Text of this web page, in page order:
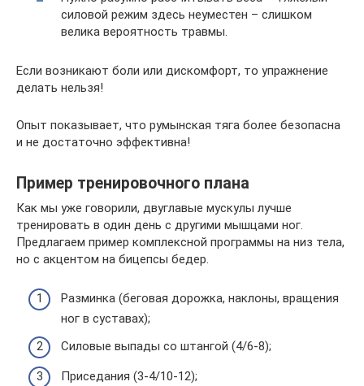
силовой режим здесь неуместен – слишком
велика вероятность травмы.
Если возникают боли или дискомфорт, то упражнение
делать нельзя!
Опыт показывает, что румынская тяга более безопасна
и не достаточно эффективна!
Пример тренировочного плана
Как мы уже говорили, двуглавые мускулы лучше
тренировать в один день с другими мышцами ног.
Предлагаем пример комплексной программы на низ тела,
но с акцентом на бицепсы бедер.
Разминка (беговая дорожка, наклоны, вращения
ног в суставах);
Силовые выпады со штангой (4/6-8);
Приседания (3-4/10-12);